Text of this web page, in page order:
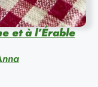
et à l’Érable